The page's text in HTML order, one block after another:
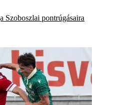
Szoboszlai pontrúgásaira